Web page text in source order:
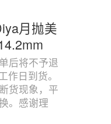
月抛美
后将不予退
作日到货。
货现象，平
。感谢理